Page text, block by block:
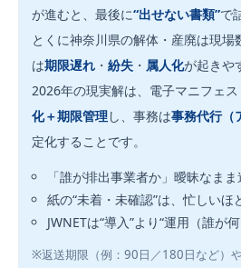
が進むと、最後に“出せない書類”で
とくに神奈川県の解体・産廃は現場
は期限遅れ ・ 紛失 ・ 属人化が起きや
2026年の現実解は、電子マニフェス
化＋期限管理し、事務は事務代行（
定化することです。
「誰が排出事業者か」曖昧なまま
紙の“未着・未確認”は、忙しいほ
JWNETは“導入”より“運用（誰が
※返送期限（例：90日／180日など）